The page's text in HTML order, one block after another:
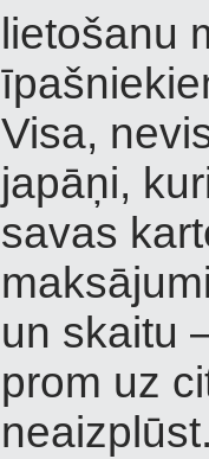
lietošanu
Visa,
japāņi,
savas
un skaitu
prom uz